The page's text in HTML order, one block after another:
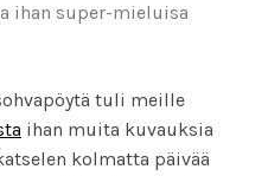
ihan super-mieluisa
tuli meille
ihan muita kuvauksia
kolmatta päivää